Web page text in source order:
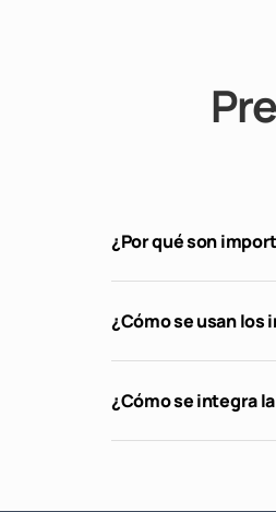
¿Por qué son
¿Cómo se usan
¿Cómo se integra